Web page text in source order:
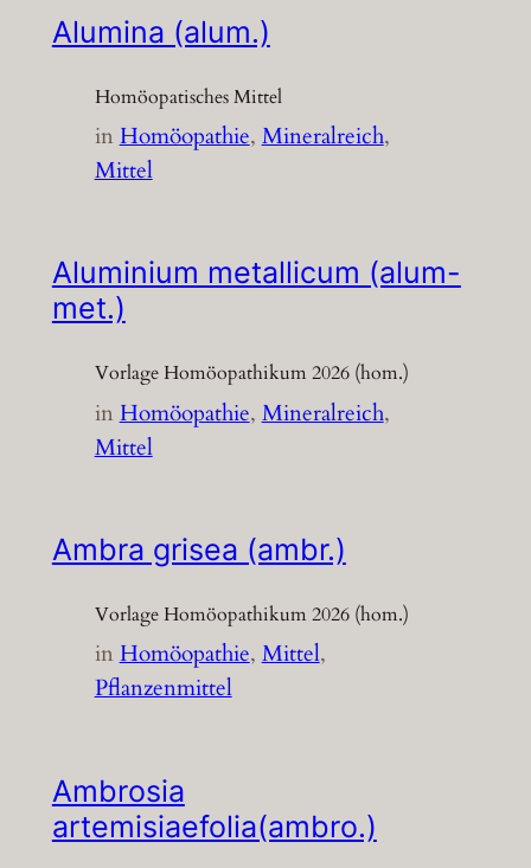
Alumina (alum.)
Homöopatisches Mittel
inHomöopathie, Mineralreich
Mittel
Aluminium metallicum (alum-
met.)
Vorlage Homöopathikum 2026 (hom.)
inHomöopathie, Mineralreich
Mittel
Ambra grisea (ambr.)
Vorlage Homöopathikum 2026 (hom.)
inHomöopathie, Mittel
Pflanzenmittel
Ambrosia
artemisiaefolia(ambro.)